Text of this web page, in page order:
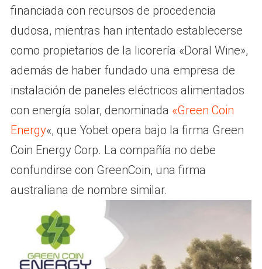
financiada con recursos de procedencia
dudosa, mientras han intentado establecerse
como propietarios de la licorería «Doral Wine»,
además de haber fundado una empresa de
instalación de paneles eléctricos alimentados
con energía solar, denominada «Green Coin
Energy«, que Yobet opera bajo la firma Green
Coin Energy Corp. La compañía no debe
confundirse con GreenCoin, una firma
australiana de nombre similar.